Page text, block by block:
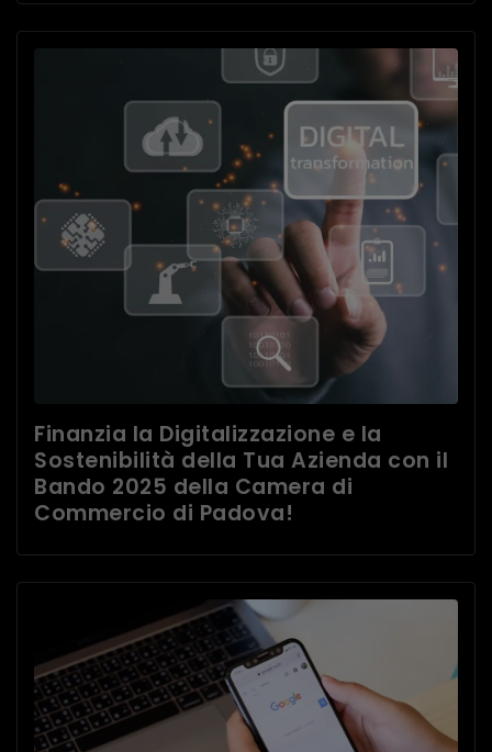
Finanzia la Digitalizzazione e la
Sostenibilità della Tua Azienda con il
Bando 2025 della Camera di
Commercio di Padova!